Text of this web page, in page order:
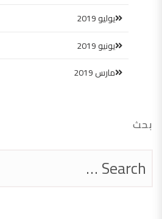
يوليو 2019
يونيو 2019
مارس 2019
بحث